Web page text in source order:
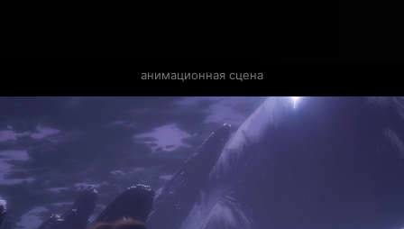
анимационная сцена